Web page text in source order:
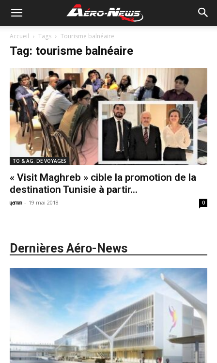
Accueil Tags Tourisme balnéaire
Tag: tourisme balnéaire
TO & AG. DE VOYAGES
« Visit Maghreb » cible la promotion de la
destination Tunisie à partir...
yamen - 19 mai 2018 0
Dernières Aéro-News